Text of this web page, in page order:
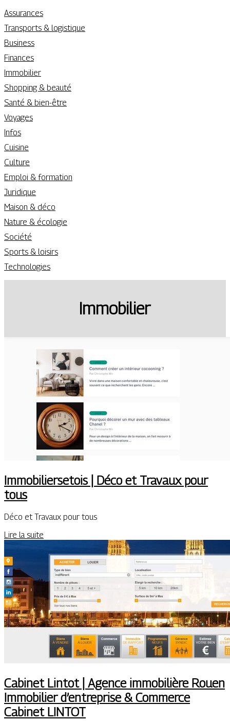
Assurances
Transports & logistique
Business
Finances
Immobilier
Shopping & beauté
Santé & bien-être
Voyages
Infos
Cuisine
Culture
Emploi & formation
Juridique
Maison & déco
Nature & écologie
Société
Sports & loisirs
Technologies
Immobilier
Immobiliersetois | Déco et Travaux pour
tous
Déco et Travaux pour tous
Lire la suite
Cabinet Lintot | Agence immobilière Rouen
Immobilier d’entreprise & Commerce
Cabinet LINTOT